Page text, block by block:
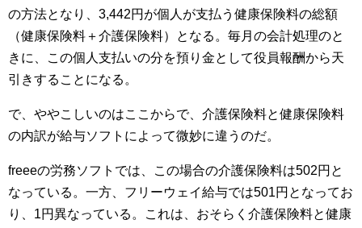
の方法となり、3,442円が個人が支払う健康保険料の総額
（健康保険料＋介護保険料）となる。毎月の会計処理のと
きに、この個人支払いの分を預り金として役員報酬から天
引きすることになる。
で、ややこしいのはここからで、介護保険料と健康保険料
の内訳が給与ソフトによって微妙に違うのだ。
freeeの労務ソフトでは、この場合の介護保険料は502円と
なっている。一方、フリーウェイ給与では501円となってお
り、1円異なっている。これは、おそらく介護保険料と健康